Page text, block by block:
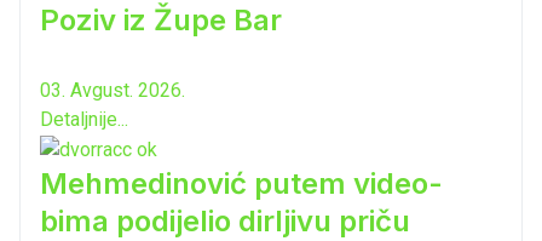
Poziv iz Župe Bar
03. Avgust. 2026.
Detaljnije...
Mehmedinović putem video-
bima podijelio dirljivu priču